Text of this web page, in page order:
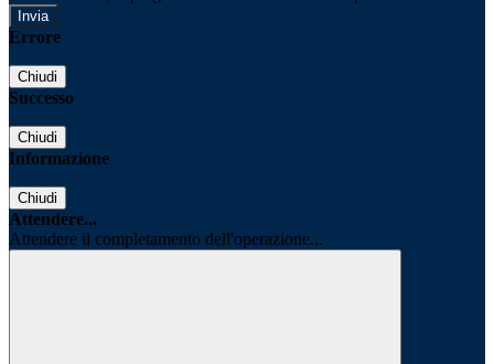
Errore
Chiudi
Successo
Chiudi
Informazione
Chiudi
Attendere...
Attendere il completamento dell'operazione...